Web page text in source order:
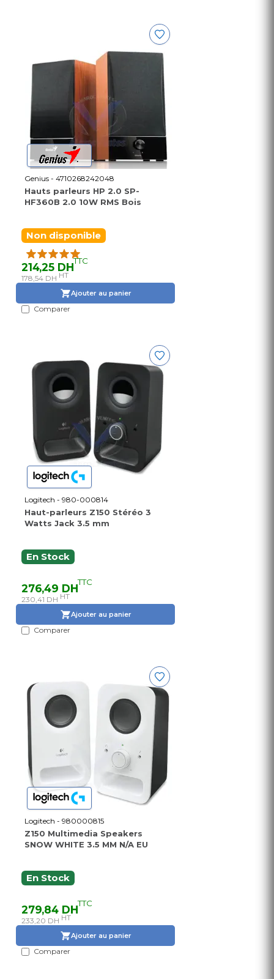
Genius - 4710268242048
Hauts parleurs HP 2.0 SP-
HF360B 2.0 10W RMS Bois
Non disponible
214,25 DHTTC
178,54 DH HT
Ajouter au panier
Comparer
Logitech - 980-000814
Haut-parleurs Z150 Stéréo 3
Watts Jack 3.5 mm
En Stock
276,49 DHTTC
230,41 DH HT
Ajouter au panier
Comparer
Logitech - 980000815
Z150 Multimedia Speakers
SNOW WHITE 3.5 MM N/A EU
En Stock
279,84 DHTTC
233,20 DH HT
Ajouter au panier
Comparer